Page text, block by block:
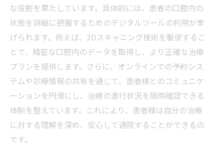
な役割を果たしています。具体的には、患者の口腔内の
状態を詳細に把握するためのデジタルツールの利用が挙
げられます。例えば、3Dスキャニング技術を駆使するこ
とで、精密な口腔内のデータを取得し、より正確な治療
プランを提供します。さらに、オンラインでの予約シス
テムや診療情報の共有を通じて、患者様とのコミュニケ
ーションを円滑にし、治療の進行状況を随時確認できる
体制を整えています。これにより、患者様は自分の治療
に対する理解を深め、安心して通院することができるの
です。